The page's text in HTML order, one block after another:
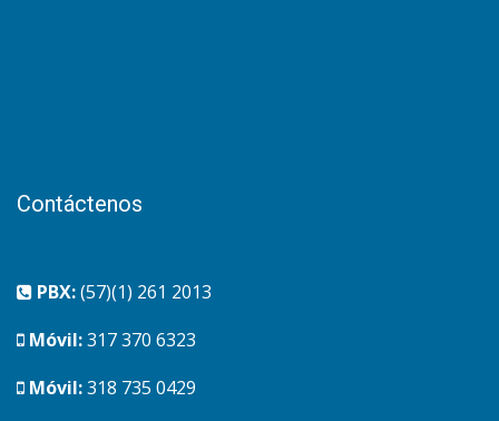
Contáctenos
PBX:(57)(1) 261 2013
Móvil:317 370 6323
Móvil:318 735 0429